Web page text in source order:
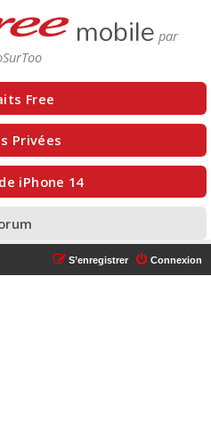
mobile
Free
Privées
iPhone 14
Connexion
S’enregistrer